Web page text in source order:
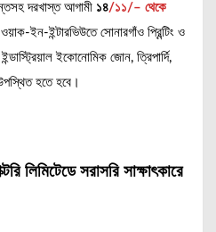
দরখাস্ত আগামী ১৪/১১/– থেকে
ইন-ইন্টারভিউতে সোনারগাঁও প্রিন্টিং ও
ইকোনোমিক জোন, ত্রিপার্দি,
হতে হবে।
লিমিটেডে সরাসরি সাক্ষাৎকারে